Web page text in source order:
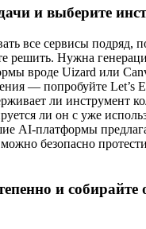
и выберите
все сервисы подряд,
решить. Нужна
вроде Uizard или
— попробуйте Let’s
ли инструмент
ли он с уже
AI‑платформы
безопасно
и собирайте